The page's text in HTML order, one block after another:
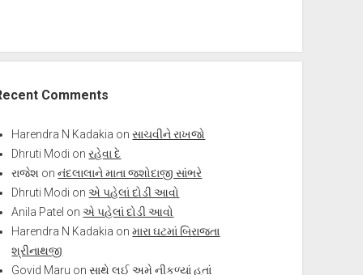
Comments
Harendra N Kadakia onસાચવીને રાખજો
Dhruti Modi onરહેવા દે
રાજેશ onનંદલાલાને માતા જશોદાજી સાંભરે
Dhruti Modi onએ પહેલાં દોડી આવો
Anila Patel onએ પહેલાં દોડી આવો
Harendra N Kadakia onમારા ઘટમાં બિરાજતા
શ્રીનાથજી
Govid Maru onસાથે લઈ અમે નીકળ્યાં હતાં